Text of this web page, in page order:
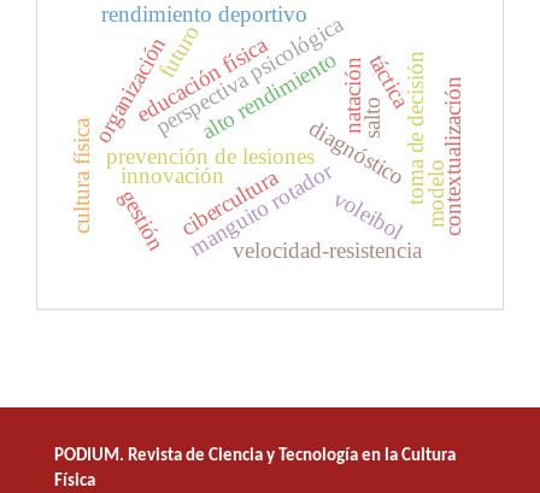
diagnóstico
manguito rotador
natación
prevención de lesiones
alto rendimiento
perspectiva psicológica toma de decisión
innovación
organización
educación física
rendimiento deportivo
velocidad-resistencia
salto
voleibol
cultura física cibercultura
gestión modelo
futuro
contextualización
táctica
PODIUM. Revista de Ciencia y Tecnología en la Cultura
Física